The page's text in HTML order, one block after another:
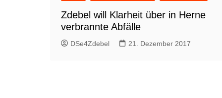
Zdebel will Klarheit über in Herne
verbrannte Abfälle
DSe4Zdebel 21. Dezember 2017